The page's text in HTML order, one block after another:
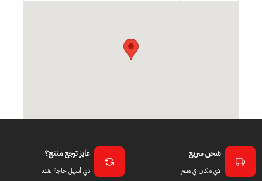
شحن سريع
لاي مكان في مصر
عايز ترجع منتج؟
دي أسهل حاجة عندنا